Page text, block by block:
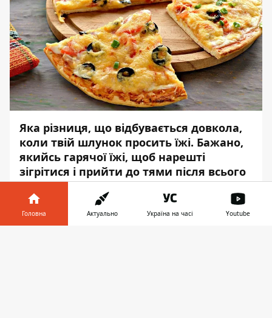
Яка різниця, що відбувається довкола,
коли твій шлунок просить їжі. Бажано,
якийсь гарячої їжі, щоб нарешті
зігрітися і прийти до тями після всього
того, що коїться за вікном. І тут вам
дуже пощастило: у вас є Інформатор,
який знає, що робити.
Головна Актуально Україна на часі Youtube